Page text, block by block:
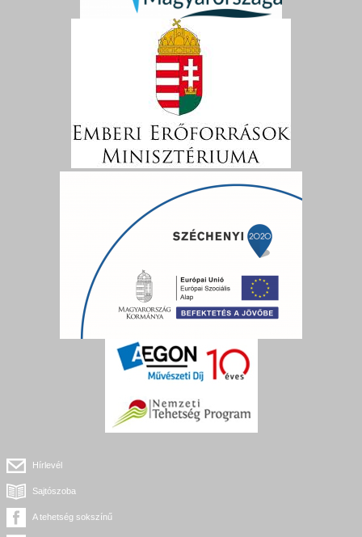
Hírlevél
Sajtószoba
A tehetség sokszínű